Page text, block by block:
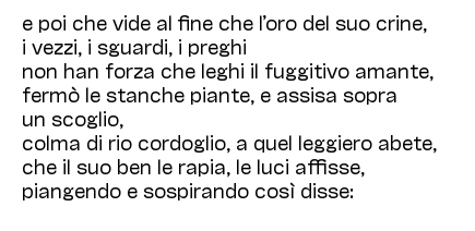
e poi che vide al fine che l’oro del suo crine,
i vezzi, i sguardi, i preghi
non han forza che leghi il fuggitivo amante,
fermò le stanche piante, e assisa sopra
un scoglio,
colma di rio cordoglio, a quel leggiero abete,
che il suo ben le rapia, le luci affisse,
piangendo e sospirando così disse: